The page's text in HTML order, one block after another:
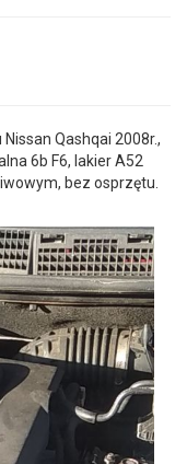
Qashqai 2008r.,
6b F6, lakier A52
bez osprzętu.